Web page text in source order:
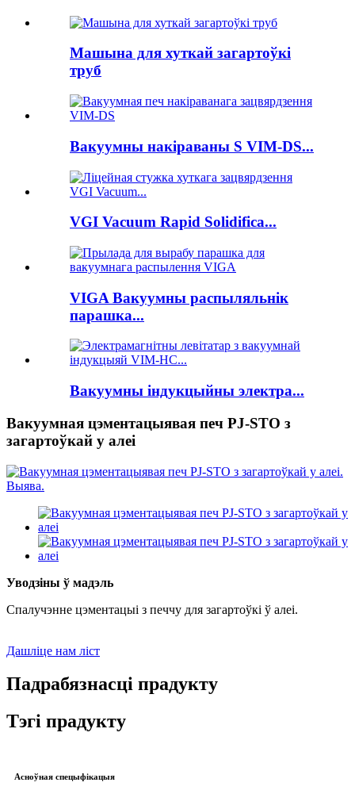
Машына для хуткай загартоўкі
труб
Вакуумны накіраваны S VIM-DS...
VGI Vacuum Rapid Solidifica...
VIGA Вакуумны распыляльнік
парашка...
Вакуумны індукцыйны электра...
Вакуумная цэментацыявая печ PJ-STO з
загартоўкай у алеі
Уводзіны ў мадэль
Спалучэнне цэментацыі з печчу для загартоўкі ў алеі.
Дашліце нам ліст
Падрабязнасці прадукту
Тэгі прадукту
Асноўная спецыфікацыя